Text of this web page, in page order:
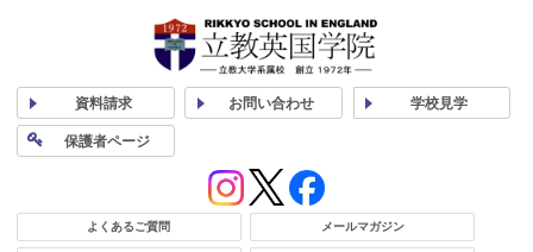
資料請求 お問い合わせ 学校見学
保護者ページ
よくあるご質問 メールマガジン